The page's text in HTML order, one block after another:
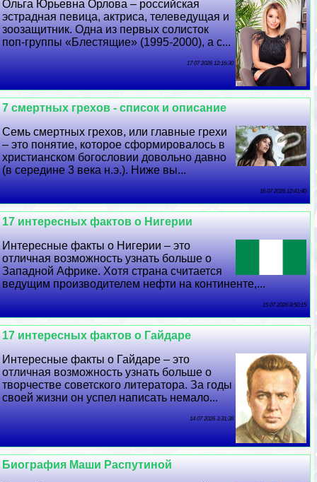
Ольга Юрьевна Орлова – российская
эстрадная певица, актриса, телеведущая и
зоозащитник. Одна из первых солисток
поп-группы «Блестящие» (1995-2000), а с...
17 07 2026 12:16:30
7 cмepтных грехов - список и описание
Семь cмepтных грехов, или главные грехи
– это понятие, которое сформировалось в
христианском богословии довольно давно
(в середине 3 века н.э.). Ниже вы...
16 07 2026 12:41:40
17 интересных фактов о Нигерии
Интересные факты о Нигерии – это
отличная возможность узнать больше о
Западной Африке. Хотя страна считается
ведущим производителем нефти на континенте,...
15 07 2026 8:50:15
17 интересных фактов о Гайдаре
Интересные факты о Гайдаре – это
отличная возможность узнать больше о
творчестве советского литератора. За годы
своей жизни он успел написать немало...
14 07 2026 3:31:38
Биография Маши Распутиной